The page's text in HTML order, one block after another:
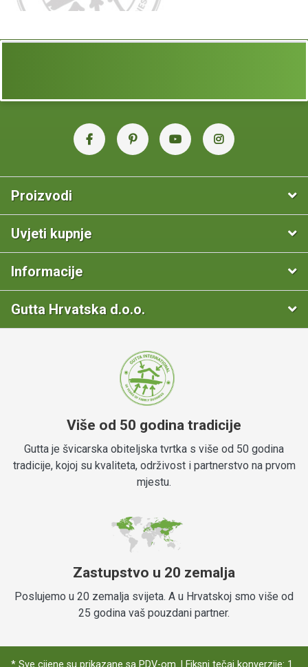
Proizvodi
Uvjeti kupnje
Informacije
Gutta Hrvatska d.o.o.
Više od 50 godina tradicije
Gutta je švicarska obiteljska tvrtka s više od 50 godina
tradicije, kojoj su kvaliteta, održivost i partnerstvo na prvom
mjestu.
Zastupstvo u 20 zemalja
Poslujemo u 20 zemalja svijeta. A u Hrvatskoj smo više od
25 godina vaš pouzdani partner.
* Sve cijene su prikazane sa PDV-om. | Fiksni tečaj konverzije: 1